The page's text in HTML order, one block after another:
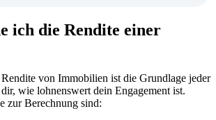
ich die Rendite einer
von Immobilien ist die Grundlage jeder
wie lohnenswert dein Engagement ist.
zur Berechnung sind: